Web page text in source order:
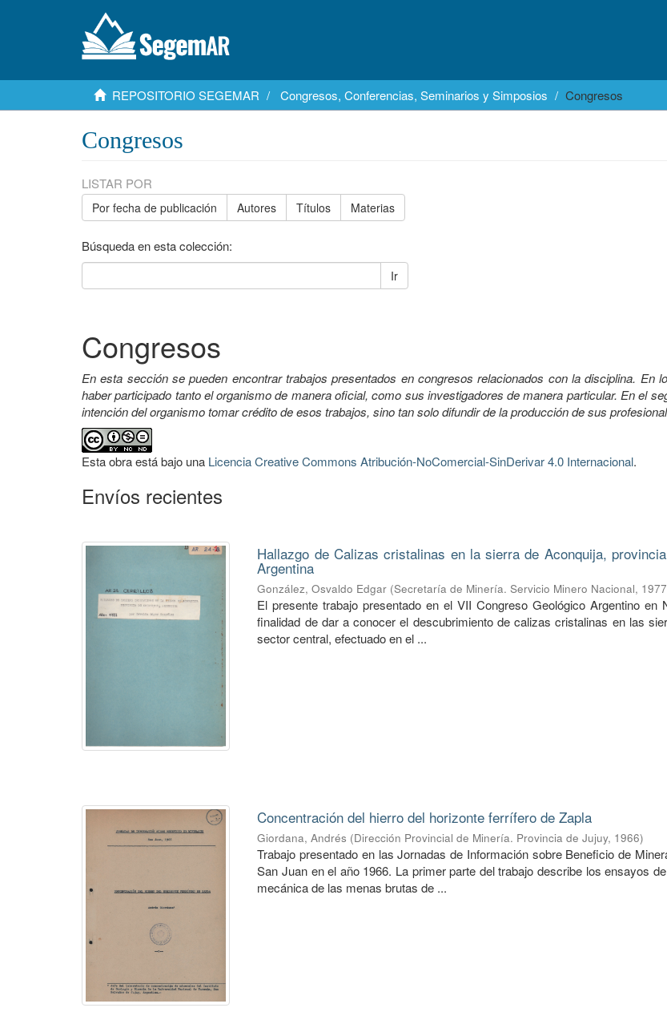
REPOSITORIO SEGEMAR Congresos, Conferencias, Seminarios y Simposios Congresos
Congresos
LISTAR POR
Por fecha de publicación Autores Títulos Materias
Búsqueda en esta colección:
Ir
Congresos
En esta sección se pueden encontrar trabajos presentados en congresos relacionados con la disciplina. En
haber participado tanto el organismo de manera oficial, como sus investigadores de manera particular. En el
intención del organismo tomar crédito de esos trabajos, sino tan solo difundir de la producción de sus
Esta obra está bajo una Licencia Creative Commons Atribución-NoComercial-SinDerivar 4.0 Internacional.
Envíos recientes
Hallazgo de Calizas cristalinas en la sierra de Aconquija,
Argentina
González, Osvaldo Edgar (Secretaría de Minería. Servicio Minero Nacional, 1977
El presente trabajo presentado en el VII Congreso Geológico Argentino en
finalidad de dar a conocer el descubrimiento de calizas cristalinas en las
sector central, efectuado en el ...
Concentración del hierro del horizonte ferrífero de Zapla
Giordana, Andrés (Dirección Provincial de Minería. Provincia de Jujuy, 1966)
Trabajo presentado en las Jornadas de Información sobre Beneficio de
San Juan en el año 1966. La primer parte del trabajo describe los ensayos
mecánica de las menas brutas de ...